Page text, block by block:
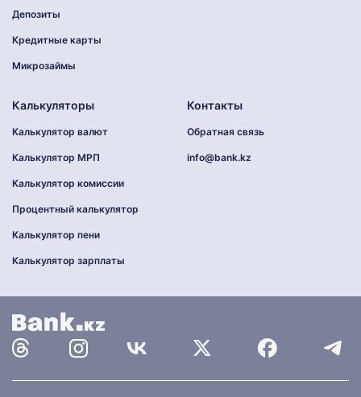
Депозиты
Кредитные карты
Микрозаймы
Калькуляторы
Калькулятор валют
Калькулятор МРП
Калькулятор комиссии
Процентный калькулятор
Калькулятор пени
Калькулятор зарплаты
Контакты
Обратная связь
info@bank.kz